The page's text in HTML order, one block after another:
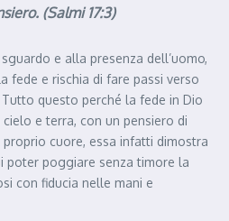
(Salmi 17:3)
e alla presenza dell’uomo,
fede e rischia di fare passi verso
questo perché la fede in Dio
e terra, con un pensiero di
cuore, essa infatti dimostra
poter poggiare senza timore la
con fiducia nelle mani e